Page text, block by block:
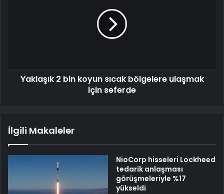
Yaklaşık 2 bin koyun sıcak bölgelere ulaşmak
için seferde
İlgili Makaleler
NioCorp hisseleri Lockheed
tedarik anlaşması
görüşmeleriyle %17
yükseldi